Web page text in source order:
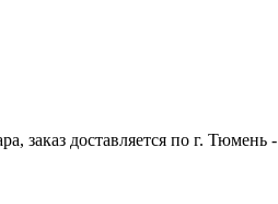
заказ доставляется по г. Тюмень -